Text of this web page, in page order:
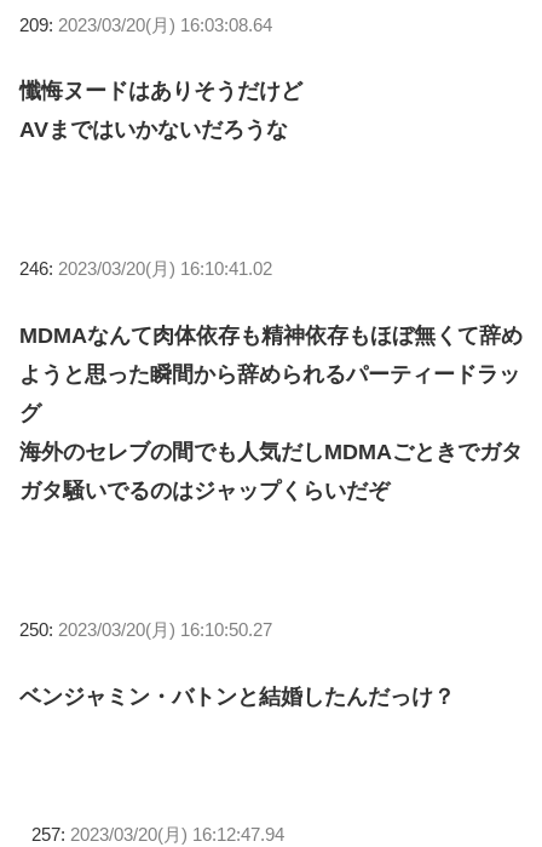
209: 2023/03/20(月) 16:03:08.64
懺悔ヌードはありそうだけど
AVまではいかないだろうな
246: 2023/03/20(月) 16:10:41.02
MDMAなんて肉体依存も精神依存もほぼ無くて辞め
ようと思った瞬間から辞められるパーティードラッ
グ
海外のセレブの間でも人気だしMDMAごときでガタ
ガタ騒いでるのはジャップくらいだぞ
250: 2023/03/20(月) 16:10:50.27
ベンジャミン・バトンと結婚したんだっけ？
257: 2023/03/20(月) 16:12:47.94